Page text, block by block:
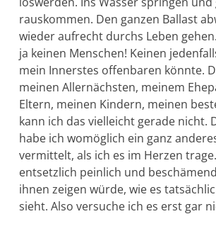
rauskommen. Den ganzen Bal­last
wieder aufrecht durchs Leben
ja keinen Menschen! Keinen
mein Innerstes offenbaren könnte.
meinen Allernächsten, meinem
Eltern, meinen Kindern, meinen
kann ich das vielleicht gerade nicht.
habe ich womög­lich ein ganz
vermittelt, als ich es im Herzen
entsetzlich peinlich und
ihnen zeigen würde, wie es
sieht. Also versuche ich es erst gar